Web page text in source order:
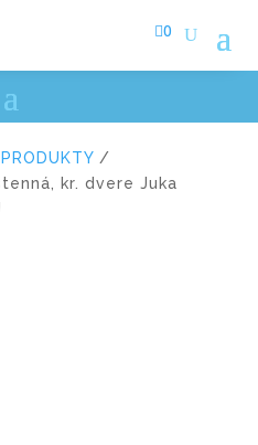
0
PRODUKTY /
kr. dvere Juka